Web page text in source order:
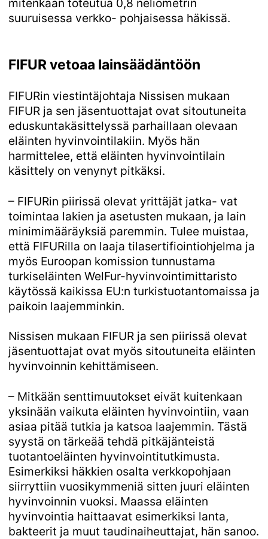
mitenkään toteutua 0,8 neliömetrin
suuruisessa verkko- pohjaisessa häkissä.
FIFUR vetoaa lainsäädäntöön
FIFURin viestintäjohtaja Nissisen mukaan
FIFUR ja sen jäsentuottajat ovat sitoutuneita
eduskuntakäsittelyssä parhaillaan olevaan
eläinten hyvinvointilakiin. Myös hän
harmittelee, että eläinten hyvinvointilain
käsittely on venynyt pitkäksi.
– FIFURin piirissä olevat yrittäjät jatka- vat
toimintaa lakien ja asetusten mukaan, ja lain
minimimääräyksiä paremmin. Tulee muistaa,
että FIFURilla on laaja tilasertifiointiohjelma ja
myös Euroopan komission tunnustama
turkiseläinten WelFur-hyvinvointimittaristo
käytössä kaikissa EU:n turkistuotantomaissa ja
paikoin laajemminkin.
Nissisen mukaan FIFUR ja sen piirissä olevat
jäsentuottajat ovat myös sitoutuneita eläinten
hyvinvoinnin kehittämiseen.
– Mitkään senttimuutokset eivät kuitenkaan
yksinään vaikuta eläinten hyvinvointiin, vaan
asiaa pitää tutkia ja katsoa laajemmin. Tästä
syystä on tärkeää tehdä pitkäjänteistä
tuotantoeläinten hyvinvointitutkimusta.
Esimerkiksi häkkien osalta verkkopohjaan
siirryttiin vuosikymmeniä sitten juuri eläinten
hyvinvoinnin vuoksi. Maassa eläinten
hyvinvointia haittaavat esimerkiksi lanta,
bakteerit ja muut taudinaiheuttajat, hän sanoo.